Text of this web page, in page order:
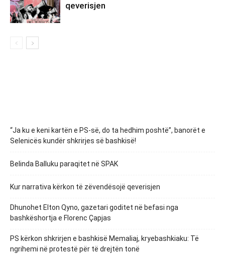
qeverisjen
“Ja ku e keni kartën e PS-së, do ta hedhim poshtë”, banorët e
Selenicës kundër shkrirjes së bashkisë!
Belinda Balluku paraqitet në SPAK
Kur narrativa kërkon të zëvendësojë qeverisjen
Dhunohet Elton Qyno, gazetari goditet në befasi nga
bashkëshortja e Florenc Çapjas
PS kërkon shkrirjen e bashkisë Memaliaj, kryebashkiaku: Të
ngrihemi në protestë për të drejtën tonë